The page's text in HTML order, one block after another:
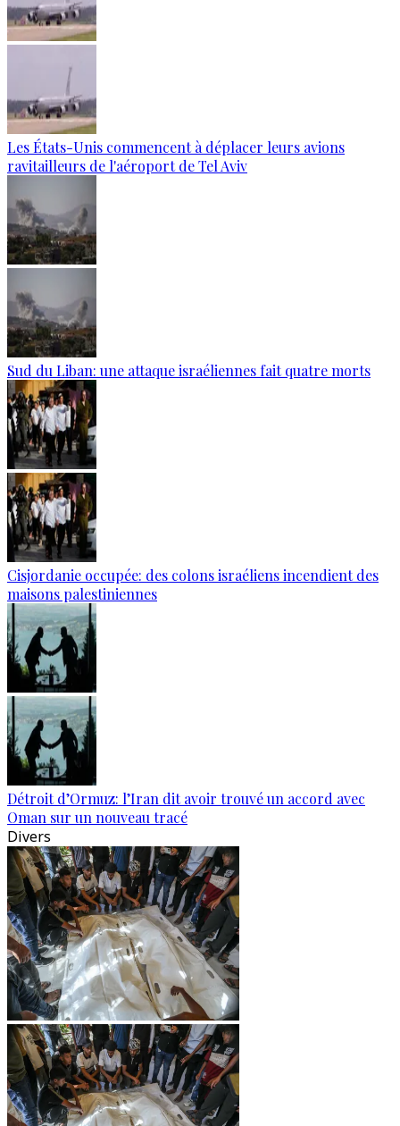
Les États-Unis commencent à déplacer leurs avions
ravitailleurs de l'aéroport de Tel Aviv
Sud du Liban: une attaque israéliennes fait quatre morts
Cisjordanie occupée: des colons israéliens incendient des
maisons palestiniennes
Détroit d’Ormuz: l’Iran dit avoir trouvé un accord avec
Oman sur un nouveau tracé
Divers